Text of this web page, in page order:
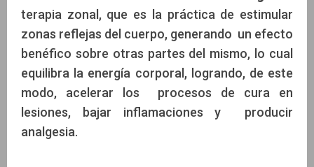
terapia zonal, que es la práctica de estimular
zonas reflejas del cuerpo, generando un efecto
benéfico sobre otras partes del mismo, lo cual
equilibra la energía corporal, logrando, de este
modo, acelerar los procesos de cura en
lesiones, bajar inflamaciones y producir
analgesia.